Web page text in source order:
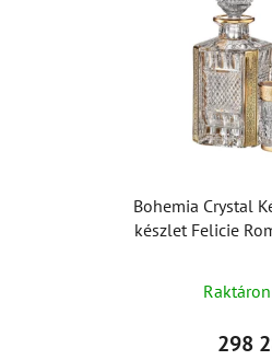
Bohemia Crystal
készlet Felicie
Raktáron
298